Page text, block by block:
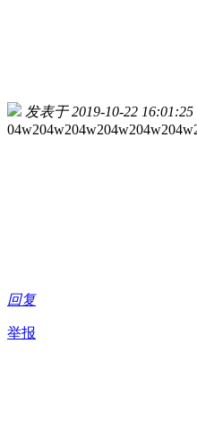
发表于 2019-10-22 16:01:25
回复
举报